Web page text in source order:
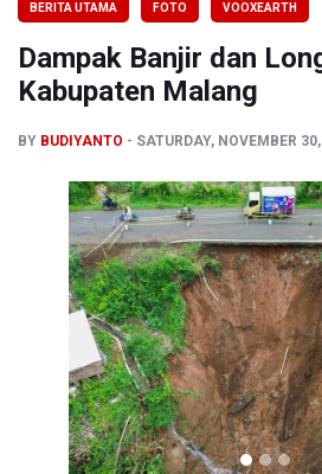
Kemenaker Sebut 59 Persen
Menhut Ajak Masyarakat
BERITA UTAMA FOTO VOOXEARTH
Dampak Banjir dan
Kabupaten Malang
BY BUDIYANTO SATURDAY, NOVEMBER
Previous